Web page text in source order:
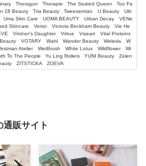
Theragun Therapie The Seated Queen Too Fa
28 Beauty Tria Beauty Tweezerman U Beauty Ultr
Uma Skin Care UOMA BEAUTY Urban Decay VENe
Skincare Verso Victoria Beckham Beauty Vie He
Vintner's Daughter Virtue Viseart Vital Proteins
VOTARY Wahl Wander Beauty Weleda W
Atelier WetBrush White Lotus Wildflower Wi
To The People Yu Ling Rollers YUNI Beauty Zelen
ZITSTICKA ZOEVA
通販サイト